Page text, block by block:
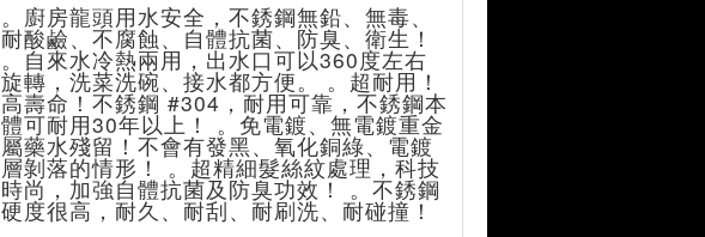
。廚房龍頭用水安全，不銹鋼無鉛、無毒、
耐酸鹼、不腐蝕、自體抗菌、防臭、衛生！
。自來水冷熱兩用，出水口可以360度左右
旋轉，洗菜洗碗、接水都方便。 。超耐用！
高壽命！不銹鋼 #304，耐用可靠，不銹鋼本
體可耐用30年以上！ 。免電鍍、無電鍍重金
屬藥水殘留！不會有發黑、氧化銅綠、電鍍
層剝落的情形！ 。超精細髮絲紋處理，科技
時尚，加強自體抗菌及防臭功效！ 。不銹鋼
硬度很高，耐久、耐刮、耐刷洗、耐碰撞！